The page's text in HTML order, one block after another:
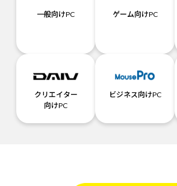
一般向けPC ゲーム向けPC
クリエイター
向けPC
ビジネス向けPC